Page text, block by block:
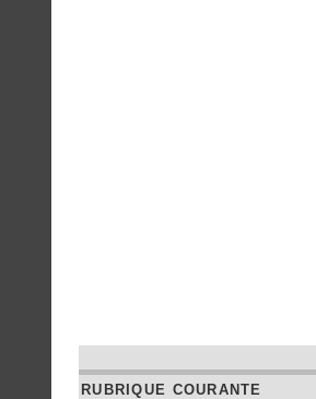
RUBRIQUE COURANTE